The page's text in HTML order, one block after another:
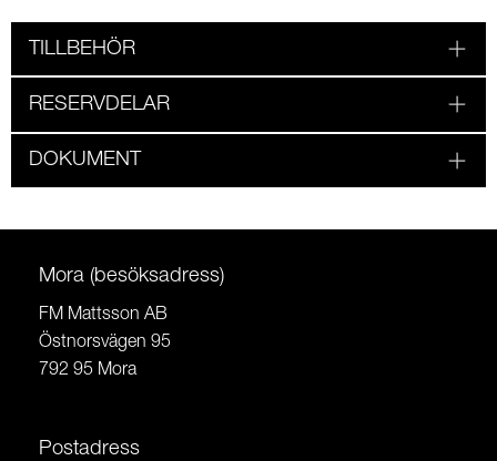
TILLBEHÖR
RESERVDELAR
DOKUMENT
Mora (besöksadress)
FM Mattsson AB
Östnorsvägen 95
792 95 Mora
Postadress